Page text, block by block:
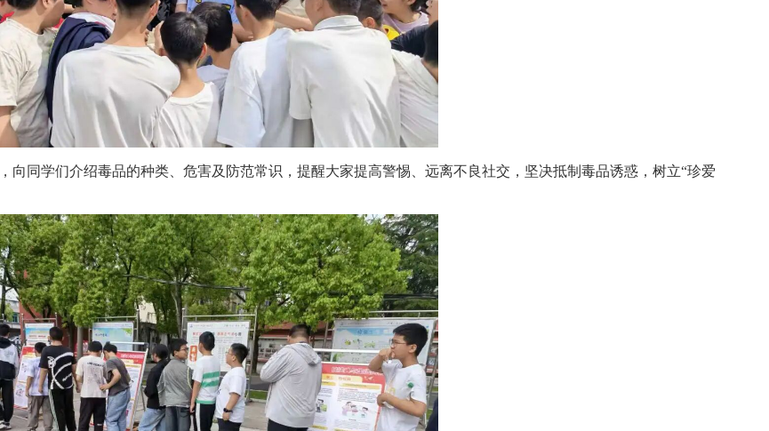
向同学们介绍毒品的种类、危害及防范常识，提醒大家提高警惕、远离不良社交，坚决抵制毒品诱惑，树立“珍爱